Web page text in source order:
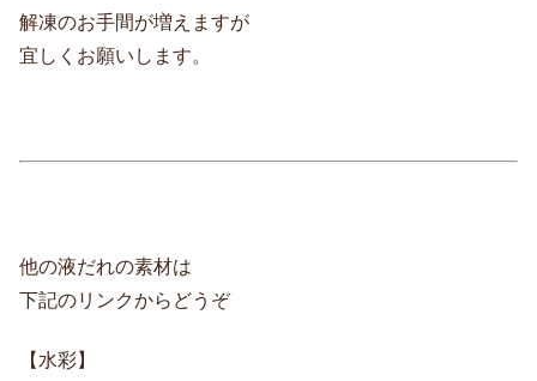
解凍のお手間が増えますが
宜しくお願いします。
他の液だれの素材は
下記のリンクからどうぞ
【水彩】